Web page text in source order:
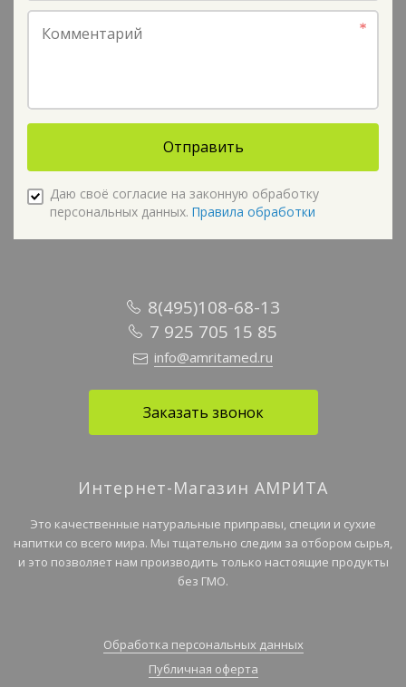
Комментарий
Отправить
Даю своё согласие на законную обработку
персональных данных. Правила обработки
8(495)108-68-13
7 925 705 15 85
info@amritamed.ru
Заказать звонок
Интернет-Магазин АМРИТА
Это качественные натуральные приправы, специи и сухие
напитки со всего мира. Мы тщательно следим за отбором сырья,
и это позволяет нам производить только настоящие продукты
без ГМО.
Обработка персональных данных
Публичная оферта